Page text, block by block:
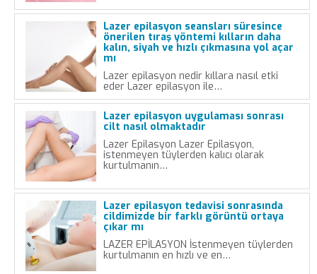
Lazer epilasyon seansları süresince
önerilen tıraş yöntemi kılların daha
kalın, siyah ve hızlı çıkmasına yol açar
mı
Lazer epilasyon nedir kıllara nasıl etki
eder Lazer epilasyon ile…
Lazer epilasyon uygulaması sonrası
cilt nasıl olmaktadır
Lazer Epilasyon Lazer Epilasyon,
istenmeyen tüylerden kalıcı olarak
kurtulmanın…
Lazer epilasyon tedavisi sonrasında
cildimizde bir farklı görüntü ortaya
çıkar mı
LAZER EPİLASYON İstenmeyen tüylerden
kurtulmanın en hızlı ve en…